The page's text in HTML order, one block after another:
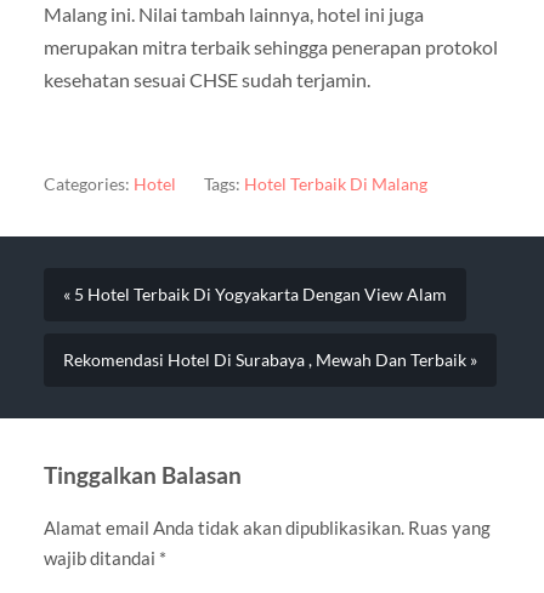
Malang ini. Nilai tambah lainnya, hotel ini juga
merupakan mitra terbaik sehingga penerapan protokol
kesehatan sesuai CHSE sudah terjamin.
Categories: Hotel Tags: Hotel Terbaik Di Malang
« 5 Hotel Terbaik Di Yogyakarta Dengan View Alam
Rekomendasi Hotel Di Surabaya , Mewah Dan Terbaik »
Tinggalkan Balasan
Alamat email Anda tidak akan dipublikasikan. Ruas yang
wajib ditandai *